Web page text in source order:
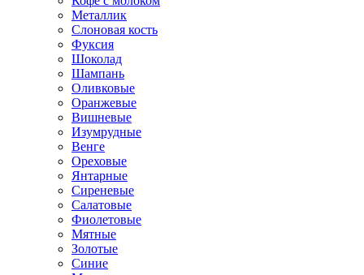
Металлик
Слоновая кость
Фуксия
Шоколад
Шампань
Оливковые
Оранжевые
Вишневые
Изумрудные
Венге
Ореховые
Янтарные
Сиреневые
Салатовые
Фиолетовые
Мятные
Золотые
Синие